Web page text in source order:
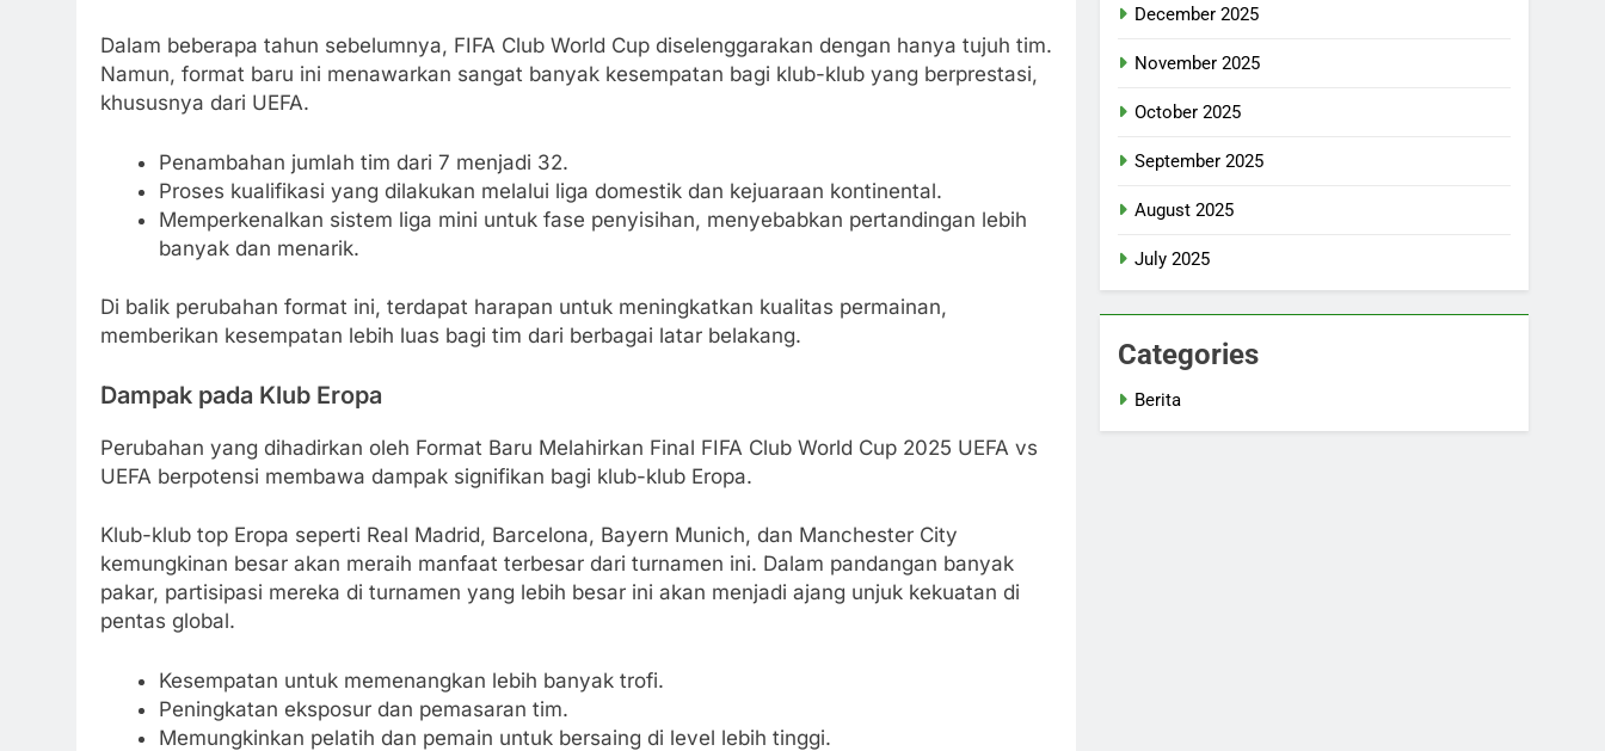
Dalam beberapa tahun sebelumnya, FIFA Club World Cup diselenggarakan dengan hanya tujuh tim.
Namun, format baru ini menawarkan sangat banyak kesempatan bagi klub-klub yang berprestasi,
khususnya dari UEFA.
Penambahan jumlah tim dari 7 menjadi 32.
Proses kualifikasi yang dilakukan melalui liga domestik dan kejuaraan kontinental.
Memperkenalkan sistem liga mini untuk fase penyisihan, menyebabkan pertandingan lebih
banyak dan menarik.
Di balik perubahan format ini, terdapat harapan untuk meningkatkan kualitas permainan,
memberikan kesempatan lebih luas bagi tim dari berbagai latar belakang.
Dampak pada Klub Eropa
Perubahan yang dihadirkan oleh Format Baru Melahirkan Final FIFA Club World Cup 2025 UEFA vs
UEFA berpotensi membawa dampak signifikan bagi klub-klub Eropa.
Klub-klub top Eropa seperti Real Madrid, Barcelona, Bayern Munich, dan Manchester City
kemungkinan besar akan meraih manfaat terbesar dari turnamen ini. Dalam pandangan banyak
pakar, partisipasi mereka di turnamen yang lebih besar ini akan menjadi ajang unjuk kekuatan di
pentas global.
Kesempatan untuk memenangkan lebih banyak trofi.
Peningkatan eksposur dan pemasaran tim.
Memungkinkan pelatih dan pemain untuk bersaing di level lebih tinggi.
December 2025
November 2025
October 2025
September 2025
August 2025
July 2025
Categories
Berita